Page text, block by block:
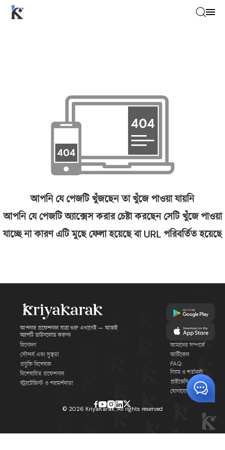
আপনি যে পেজটি খুঁজছেন তা খুঁজে পাওয়া যায়নি
আপনি যে পেজটি অ্যাক্সেস করার চেষ্টা করছেন সেটি খুঁজে পাওয়া
যাচ্ছে না কারণ এটি মুছে ফেলা হয়েছে বা URL পরিবর্তিত হয়েছে
আপনার প্রফেশনাল যাত্রা শুরু এখানেই — আজই
অ্যাপটি ডাউনলোড করুন!
বিনোদন
সৌন্দর্য এবং সুস্থতা
প্রযুক্তি বিশেষজ্ঞ
বিশেষায়িত প্রফেশনাল
স্ট্র্যাটেজিস্ট ও পরামর্শদাতা
আমাদের সম্পর্কে
আর্টিকেল
FAQ
নিয়ম ও শর্তাবলী
প্রাইভেসি পলিসি
যোগাযোগ
© 2026 KriyaKarak. All rights reserved